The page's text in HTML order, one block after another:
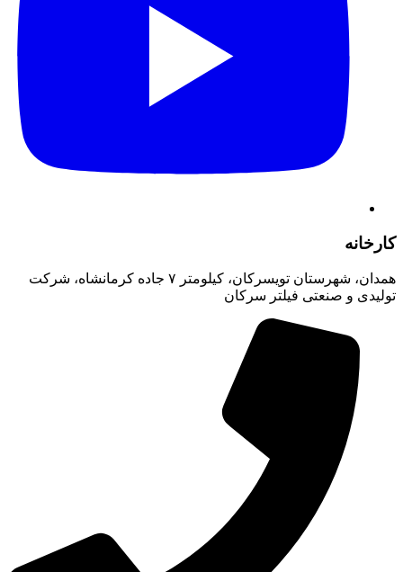
کارخانه
همدان، شهرستان تویسرکان، کیلومتر ۷ جاده کرمانشاه، شرکت
تولیدی و صنعتی فیلتر سرکان